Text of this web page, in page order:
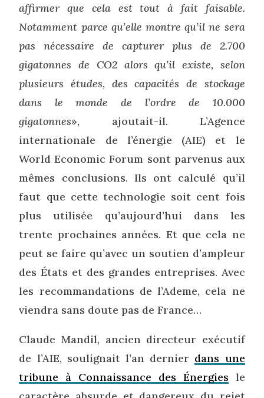
affirmer que cela est tout à fait faisable.
Notamment parce qu’elle montre qu’il ne sera
pas nécessaire de capturer plus de 2.700
gigatonnes de CO2 alors qu’il existe, selon
plusieurs études, des capacités de stockage
dans le monde de l’ordre de 10.000
gigatonnes», ajoutait-il. L’Agence
internationale de l’énergie (AIE) et le
World Economic Forum sont parvenus aux
mêmes conclusions. Ils ont calculé qu’il
faut que cette technologie soit cent fois
plus utilisée qu’aujourd’hui dans les
trente prochaines années. Et que cela ne
peut se faire qu’avec un soutien d’ampleur
des États et des grandes entreprises. Avec
les recommandations de l’Ademe, cela ne
viendra sans doute pas de France…
Claude Mandil, ancien directeur exécutif
de l’AIE, soulignait l’an dernier dans une
tribune à Connaissance des Énergies le